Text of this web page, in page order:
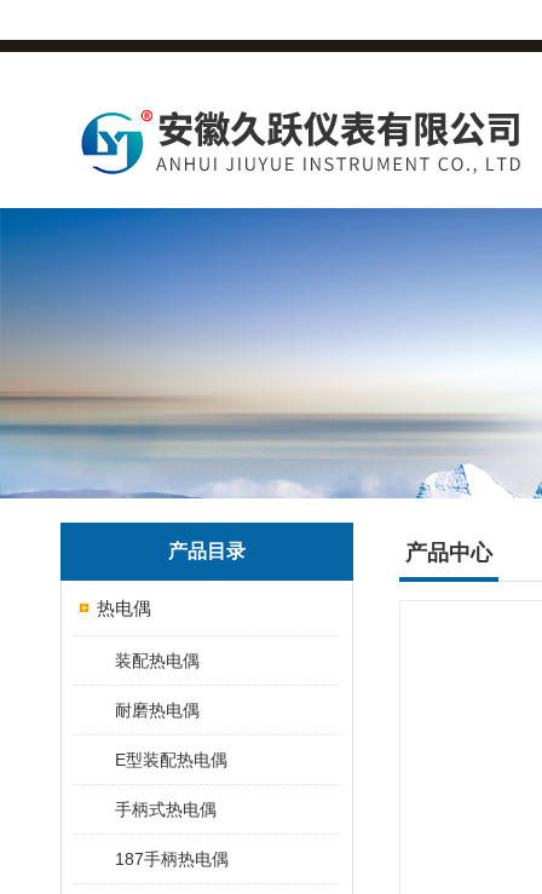
产品目录
热电偶
装配热电偶
耐磨热电偶
E型装配热电偶
手柄式热电偶
187手柄热电偶
产品中心